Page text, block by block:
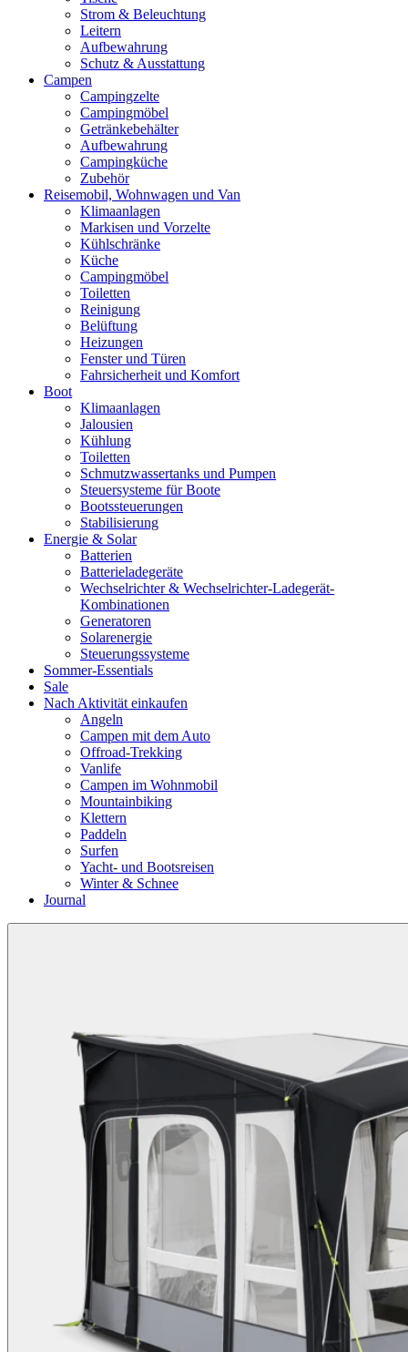
Strom & Beleuchtung
Leitern
Aufbewahrung
Schutz & Ausstattung
Campen
Campingzelte
Campingmöbel
Getränkebehälter
Aufbewahrung
Campingküche
Zubehör
Reisemobil, Wohnwagen und Van
Klimaanlagen
Markisen und Vorzelte
Kühlschränke
Küche
Campingmöbel
Toiletten
Reinigung
Belüftung
Heizungen
Fenster und Türen
Fahrsicherheit und Komfort
Boot
Klimaanlagen
Jalousien
Kühlung
Toiletten
Schmutzwassertanks und Pumpen
Steuersysteme für Boote
Bootssteuerungen
Stabilisierung
Energie & Solar
Batterien
Batterieladegeräte
Wechselrichter & Wechselrichter-Ladegerät-
Kombinationen
Generatoren
Solarenergie
Steuerungssysteme
Sommer-Essentials
Sale
Nach Aktivität einkaufen
Angeln
Campen mit dem Auto
Offroad-Trekking
Vanlife
Campen im Wohnmobil
Mountainbiking
Klettern
Paddeln
Surfen
Yacht- und Bootsreisen
Winter & Schnee
Journal